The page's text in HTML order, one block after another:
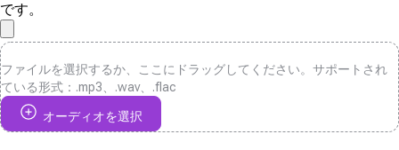
です。
ファイルを選択するか、ここにドラッグしてください。サポートされ
ている形式：.mp3、.wav、.flac
オーディオを選択